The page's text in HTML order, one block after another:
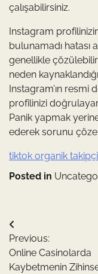
çalışabilirsiniz.
Instagram
bulunamadı hatası
genellikle
neden
Instagram’ın
profilinizi
Panik yapmak
ederek sorunu
tiktok organik takipçi
Posted in
Yazı
gezinmesi
Previous:
Online Casinolarda
Kaybetmenin